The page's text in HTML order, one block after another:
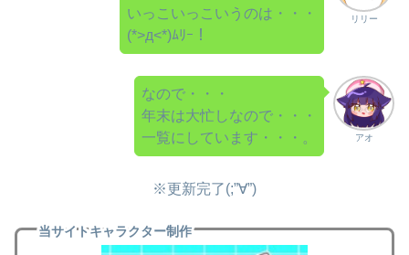
リリー
いっこいっこいうのは・・・
(*>д<*)ﾑﾘｰ！
アオ
なので・・・
年末は大忙しなので・・・
一覧にしています・・・。
※更新完了(;”∀”)
当サイトキャラクター制作